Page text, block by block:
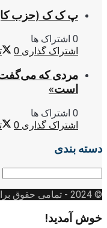
پ ک ک (حزب
0 اشتراک ها
اشتراک گذاری 0
مردی که می‌گفت
است»
0 اشتراک ها
اشتراک گذاری 0
دسته بندی
© 2024
- تمامی حقوق
خوش آمدید!